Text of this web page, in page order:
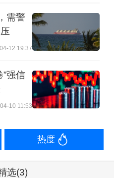
度。”陆灏川称。
，宋雪涛称，“内
“商品价格下跌-企
入降低-消费支出减
不利影响。因此，
依规治理低价无序
行压力、推动经济
需警
04-12 19:37
强信
04-10 11:53
热度
选(3)